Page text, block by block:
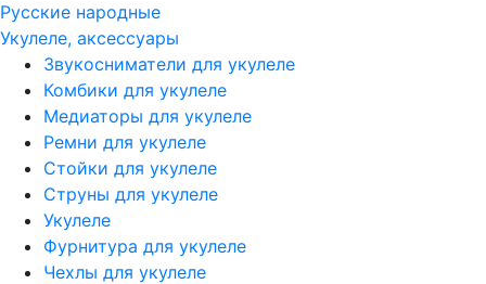
Русские народные
Укулеле, аксессуары
Звукосниматели для укулеле
Комбики для укулеле
Медиаторы для укулеле
Ремни для укулеле
Стойки для укулеле
Струны для укулеле
Укулеле
Фурнитура для укулеле
Чехлы для укулеле